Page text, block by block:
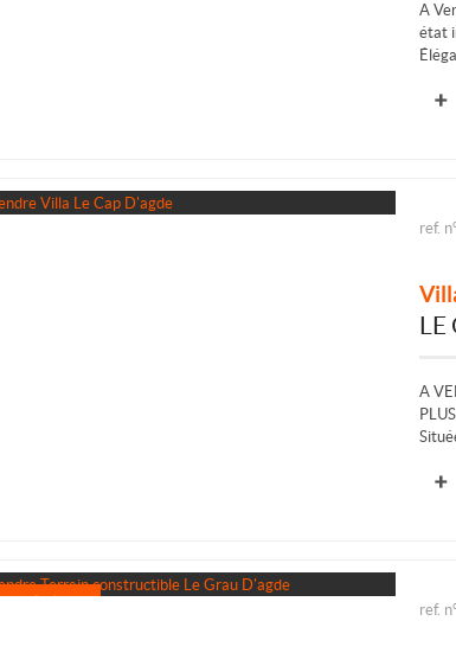
A
état
ref.
LE
A
ref.